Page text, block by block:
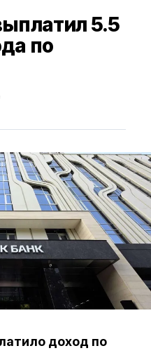
5.5
по
доход по